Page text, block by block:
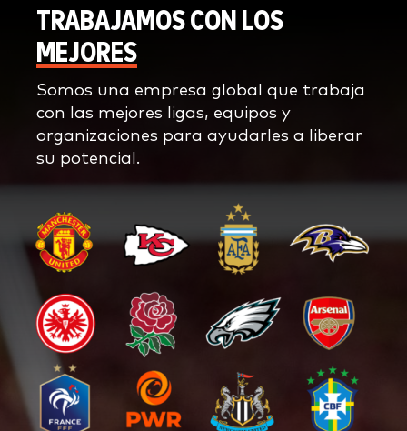
TRABAJAMOS CON LOS
MEJORES
Somos una empresa global que trabaja
con las mejores ligas, equipos y
organizaciones para ayudarles a liberar
su potencial.